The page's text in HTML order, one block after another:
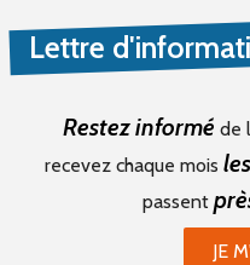
Lettre
Restez informé de
recevez chaque mois
passent
JE